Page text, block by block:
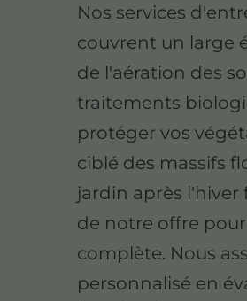
Nos services
couvrent un large
de l'aération des
traitements
protéger vos
ciblé des massifs
jardin après
de notre offre
complète. Nous
personnalisé en